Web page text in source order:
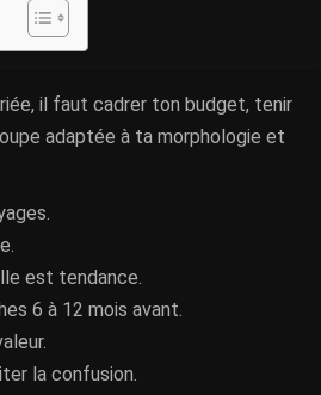
il faut cadrer ton budget, tenir
adaptée à ta morphologie et
est tendance.
6 à 12 mois avant.
la confusion.